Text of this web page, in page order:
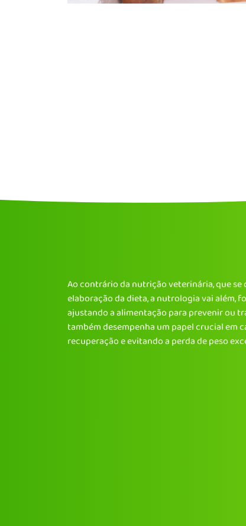
Ao contrário da nutrição veterinária, que
elaboração da dieta, a nutrologia vai além,
ajustando a alimentação para prevenir ou
também desempenha um papel crucial em
recuperação e evitando a perda de peso
adequada durante o processo de
Animal, nossa equipe está pronta para
personalizada que atenda às suas